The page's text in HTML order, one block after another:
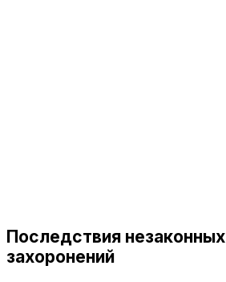
Последствия незаконных
захоронений